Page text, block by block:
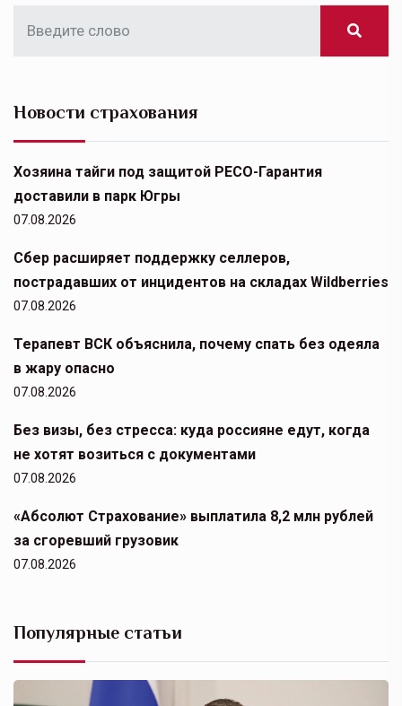
Новости страхования
Хозяина тайги под защитой РЕСО-Гарантия
доставили в парк Югры
07.08.2026
Сбер расширяет поддержку селлеров,
пострадавших от инцидентов на складах Wildberries
07.08.2026
Терапевт ВСК объяснила, почему спать без одеяла
в жару опасно
07.08.2026
Без визы, без стресса: куда россияне едут, когда
не хотят возиться с документами
07.08.2026
«Абсолют Страхование» выплатила 8,2 млн рублей
за сгоревший грузовик
07.08.2026
Популярные статьи